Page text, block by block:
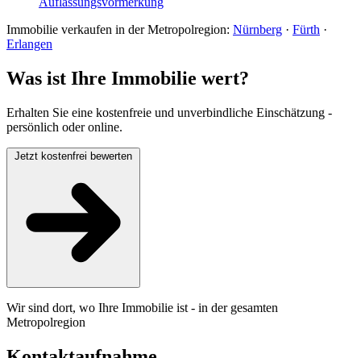
Immobilie verkaufen in der Metropolregion: Nürnberg · Fürth ·
Erlangen
Was ist Ihre Immobilie wert?
Erhalten Sie eine kostenfreie und unverbindliche Einschätzung -
persönlich oder online.
Wir sind dort, wo Ihre Immobilie ist - in der gesamten
Metropolregion